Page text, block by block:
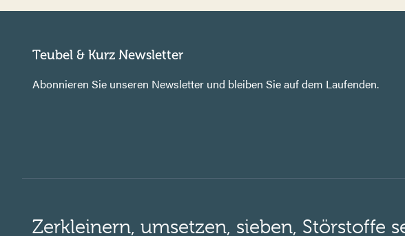
Teubel & Kurz Newsletter
Abonnieren Sie unseren Newsletter und bleiben Sie auf dem Laufenden.
Zerkleinern, umsetzen, sieben, Störstoffe